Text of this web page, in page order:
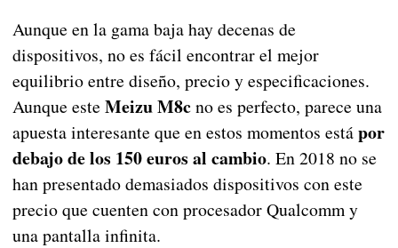
Aunque en la gama baja hay decenas de
dispositivos, no es fácil encontrar el mejor
equilibrio entre diseño, precio y especificaciones.
Aunque este Meizu M8cno es perfecto, parece una
apuesta interesante que en estos momentos estápor
debajo de los 150 euros al cambio. En 2018 no se
han presentado demasiados dispositivos con este
precio que cuenten con procesador Qualcomm y
una pantalla infinita.